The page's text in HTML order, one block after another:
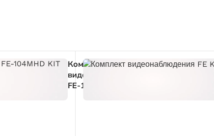
Комплект
видеонаблюдения
FE-104MHD KIT